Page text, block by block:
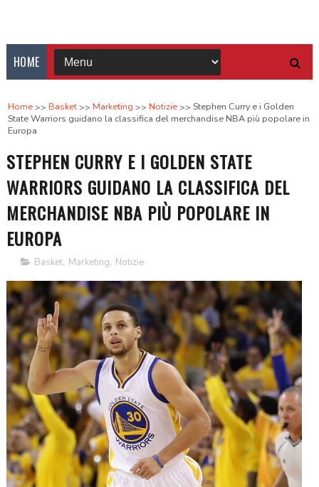
HOME
Home Basket Marketing Notizie
Stephen Curry e i Golden
State Warriors guidano la classifica del merchandise NBA più popolare in
Europa
STEPHEN CURRY E I GOLDEN STATE
WARRIORS GUIDANO LA CLASSIFICA DEL
MERCHANDISE NBA PIÙ POPOLARE IN
EUROPA
Basket, Marketing, Notizie